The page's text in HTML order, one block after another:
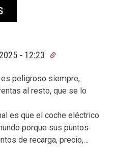
- 12:23
peligroso siempre,
al resto, que se lo
es que el coche eléctrico
porque sus puntos
de recarga, precio,…